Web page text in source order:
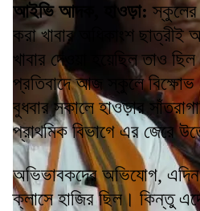
আইভি আদক, হাওড়া: স্কুলের
করা খাবার অধিকাংশ
খাবার দেওয়া হয়েছিল তাও
প্রতিবাদে আজ স্কুলে বিক্ষোভ
বুধবার সকালে হাওড়ার
প্রাথমিক বিভাগে এর জেরে
অভিভাবকদের অভিযোগ,
ক্লাসে হাজির ছিল। কিন্তু